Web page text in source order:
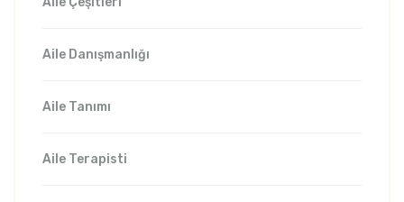
Aile Danışmanlığı
Aile Tanımı
Aile Terapisti